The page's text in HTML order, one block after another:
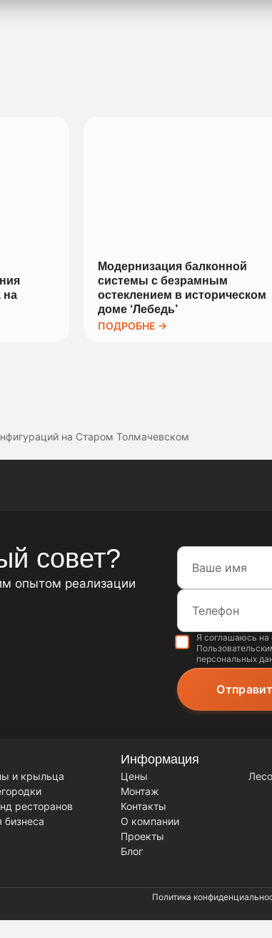
на
Модернизация балконной
системы с безрамным
остеклением в историческом
доме ‘Лебедь’
ПОДРОБНЕ →
на Старом Толмачевском
совет?
опытом реализации
Я соглашаюсь на
персональных
и крыльца
ресторанов
Информация
Цены
Монтаж
Контакты
О компании
Проекты
Блог
Политика